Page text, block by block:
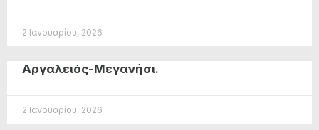
2 Ιανουαρίου, 2026
Αργαλειός-Μεγανήσι.
2 Ιανουαρίου, 2026